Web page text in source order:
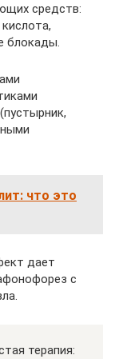
средств:
блокады.
что это
дает
с
терапия: